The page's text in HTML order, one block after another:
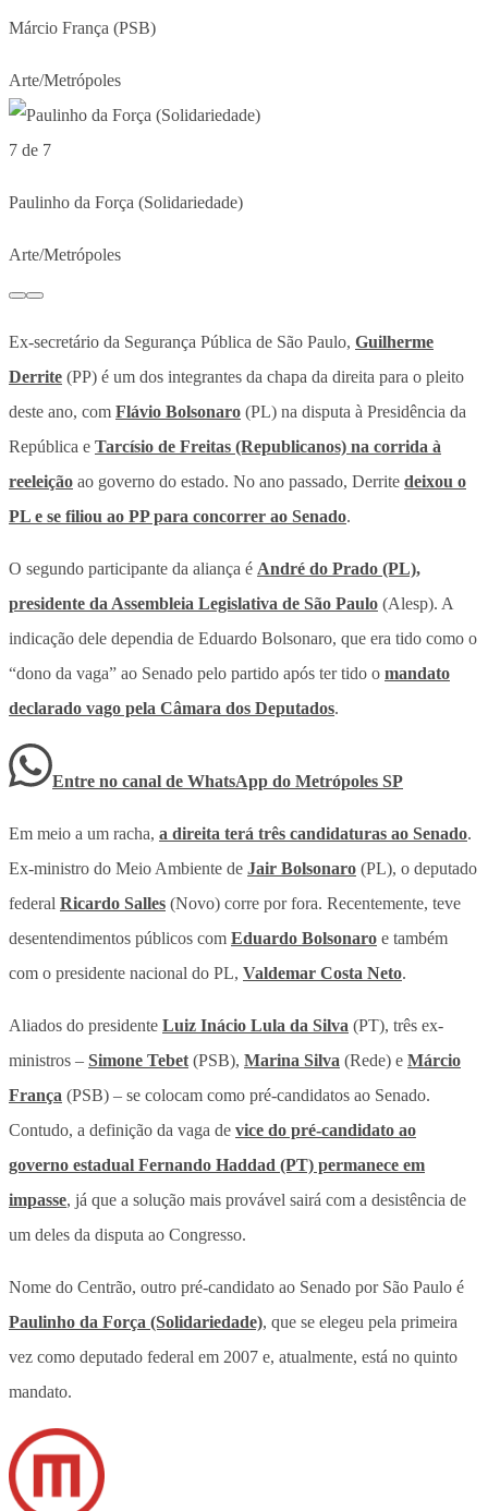
Márcio França (PSB)
Arte/Metrópoles
7 de 7
Paulinho da Força (Solidariedade)
Arte/Metrópoles
Ex-secretário da Segurança Pública de São Paulo, Guilherme
Derrite (PP) é um dos integrantes da chapa da direita para o pleito
deste ano, com Flávio Bolsonaro (PL) na disputa à Presidência da
República e Tarcísio de Freitas (Republicanos) na corrida à
reeleição ao governo do estado. No ano passado, Derrite deixou o
PL e se filiou ao PP para concorrer ao Senado.
O segundo participante da aliança é André do Prado (PL),
presidente da Assembleia Legislativa de São Paulo (Alesp). A
indicação dele dependia de Eduardo Bolsonaro, que era tido como o
“dono da vaga” ao Senado pelo partido após ter tido o mandato
declarado vago pela Câmara dos Deputados.
Entre no canal de WhatsApp do Metrópoles SP
Em meio a um racha, a direita terá três candidaturas ao Senado.
Ex-ministro do Meio Ambiente de Jair Bolsonaro (PL), o deputado
federal Ricardo Salles (Novo) corre por fora. Recentemente, teve
desentendimentos públicos com Eduardo Bolsonaro e também
com o presidente nacional do PL, Valdemar Costa Neto.
Aliados do presidente Luiz Inácio Lula da Silva (PT), três ex-
ministros – Simone Tebet (PSB), Marina Silva (Rede) e Márcio
França (PSB) – se colocam como pré-candidatos ao Senado.
Contudo, a definição da vaga de vice do pré-candidato ao
governo estadual Fernando Haddad (PT) permanece em
impasse, já que a solução mais provável sairá com a desistência de
um deles da disputa ao Congresso.
Nome do Centrão, outro pré-candidato ao Senado por São Paulo é
Paulinho da Força (Solidariedade), que se elegeu pela primeira
vez como deputado federal em 2007 e, atualmente, está no quinto
mandato.